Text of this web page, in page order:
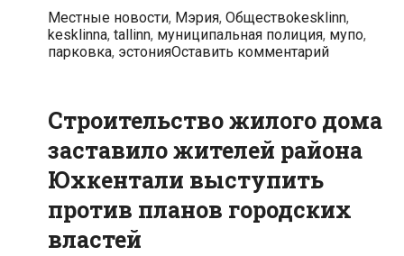
полиция
усиливает
свою
Рубрики
Местные новости, Мэрия, ОбществоМетки
kesklinn,
kesklinna, tallinn, муниципальная полиция, мупо,
парковка, эстонияОставить комментарий
Строительство жилого дома
заставило жителей района
Юхкентали выступить
против планов городских
властей